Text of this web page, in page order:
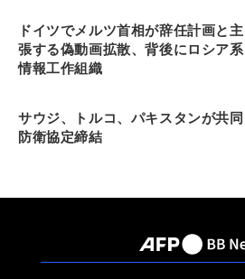
ドイツでメルツ首相が辞任計画と主
張する偽動画拡散、背後にロシア系
情報工作組織
サウジ、トルコ、パキスタンが共同
防衛協定締結